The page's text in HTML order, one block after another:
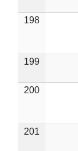
198
199
200
201